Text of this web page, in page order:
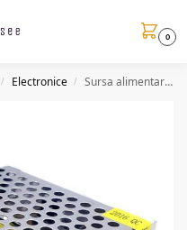
0
/ Electronice / Sursa alimentare profesionala, 12V, 60W